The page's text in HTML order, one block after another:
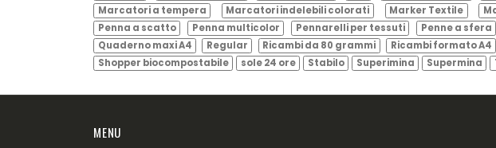
Marcatori a tempera
Marcatori indelebili colorati Marker Textile
Penna a scatto
Penna multicolor Pennarelli per tessuti Penne a sfera
Quaderno maxi A4
Regular Ricambi da 80 grammi Ricambi formato A4
Shopper biocompostabile
sole 24 ore Stabilo Superimina Supermina
MENU